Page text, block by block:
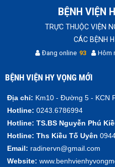
BỆNH VIỆN
TRỰC THUỘC VIỆN
CÁC BỆNH
Đang online 93 Hôm
BỆNH VIỆN HY VỌNG MỚI
Địa chỉ: Km10 - Đường 5 - KCN
Hotline: 0243.6786994
Hotline: TS.BS Nguyễn Phú
Hotline: Ths Kiều Tố Uyên
Email: radinervn@gmail.com
Website: